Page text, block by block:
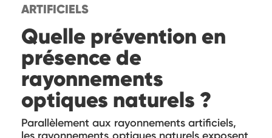
ARTIFICIELS
Quelle prévention en
présence de
rayonnements
optiques naturels ?
Parallèlement aux rayonnements artificiels,